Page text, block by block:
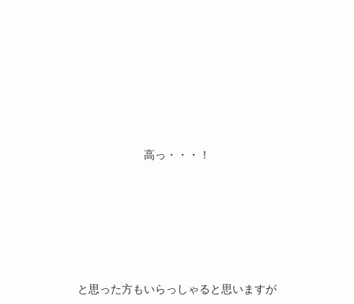
高っ・・・！
と思った方もいらっしゃると思いますが